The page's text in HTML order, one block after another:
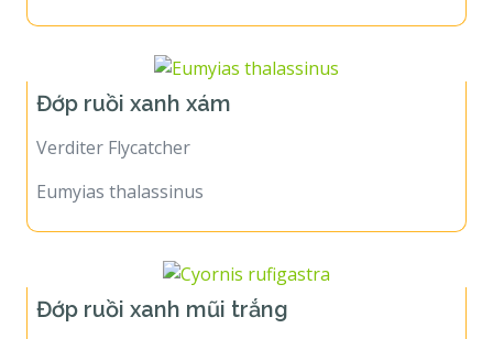
Đớp ruồi xanh xám
Verditer Flycatcher
Eumyias thalassinus
Đớp ruồi xanh mũi trắng